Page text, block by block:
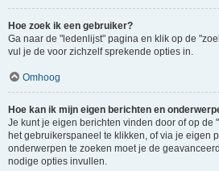
Hoe zoek ik een gebruiker?
Ga naar de "ledenlijst" pagina en klik op de
vul je de voor zichzelf sprekende opties in.
Omhoog
Hoe kan ik mijn eigen berichten en
Je kunt je eigen berichten vinden door of op de
het gebruikerspaneel te klikken, of via je eigen
onderwerpen te zoeken moet je de
nodige opties invullen.